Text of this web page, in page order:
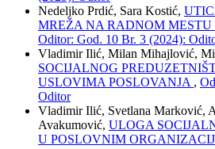
Nedeljko Prdić, Sara Kostić,
MREŽA NA RADNOM
Oditor: God. 10 Br. 3 (2024):
Vladimir Ilić, Milan Mihajlović,
SOCIJALNOG
USLOVIMA POSLOVANJA ,
Oditor
Vladimir Ilić, Svetlana Marković,
Avakumović, ULOGA
U POSLOVNIM